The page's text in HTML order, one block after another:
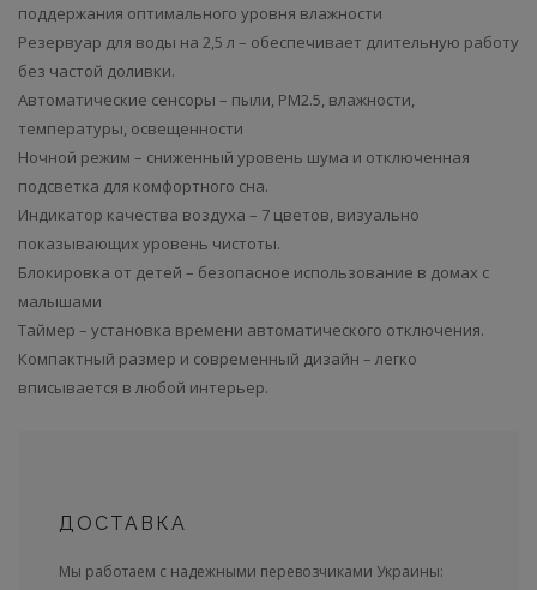
поддержания оптимального уровня влажности
Резервуар для воды на 2,5 л – обеспечивает длительную работу
без частой доливки.
Автоматические сенсоры – пыли, PM2.5, влажности,
температуры, освещенности
Ночной режим – сниженный уровень шума и отключенная
подсветка для комфортного сна.
Индикатор качества воздуха – 7 цветов, визуально
показывающих уровень чистоты.
Блокировка от детей – безопасное использование в домах с
малышами
Таймер – установка времени автоматического отключения.
Компактный размер и современный дизайн – легко
вписывается в любой интерьер.
ДОСТАВКА
Мы работаем с надежными перевозчиками Украины: